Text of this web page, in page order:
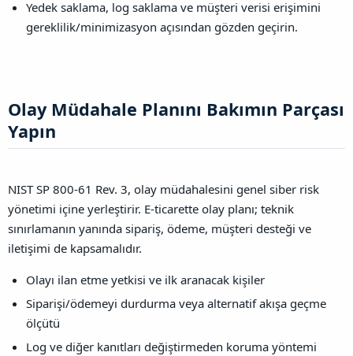
Yedek saklama, log saklama ve müşteri verisi erişimini
gereklilik/minimizasyon açısından gözden geçirin.
Olay Müdahale Planını Bakımın Parçası
Yapın​
NIST SP 800-61 Rev. 3, olay müdahalesini genel siber risk
yönetimi içine yerleştirir. E-ticarette olay planı; teknik
sınırlamanın yanında sipariş, ödeme, müşteri desteği ve
iletişimi de kapsamalıdır.
Olayı ilan etme yetkisi ve ilk aranacak kişiler
Siparişi/ödemeyi durdurma veya alternatif akışa geçme
ölçütü
Log ve diğer kanıtları değiştirmeden koruma yöntemi